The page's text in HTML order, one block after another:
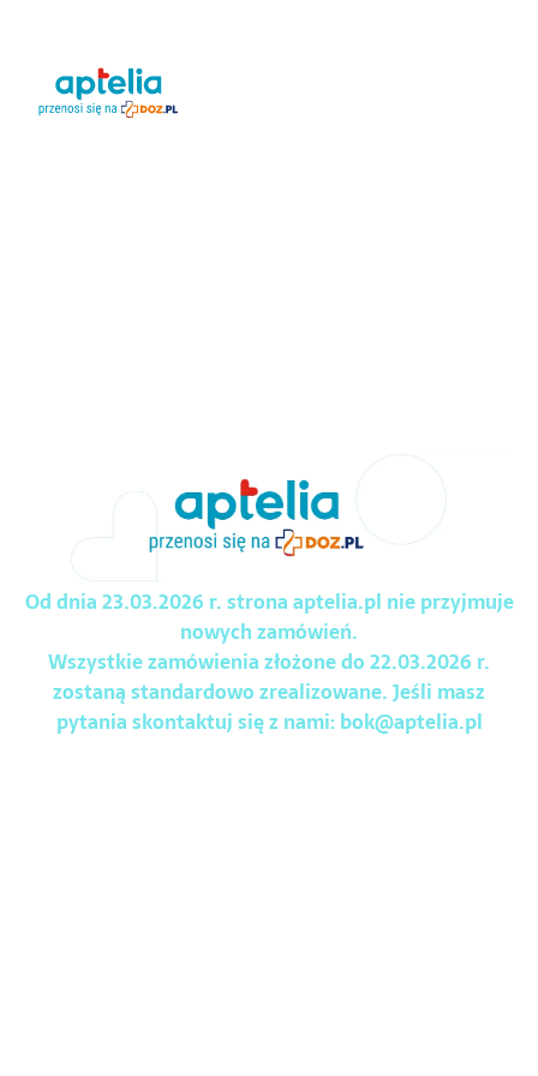
Od dnia 23.03.2026 r. strona aptelia.pl nie przyjmuje
nowych zamówień.
Wszystkie zamówienia złożone do 22.03.2026 r.
zostaną standardowo zrealizowane. Jeśli masz
pytania skontaktuj się z nami:bok@aptelia.pl